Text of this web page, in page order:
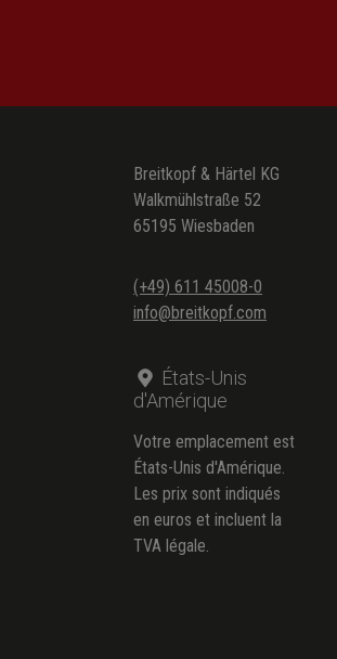
Breitkopf & Härtel KG
Walkmühlstraße 52
65195 Wiesbaden
(+49) 611 45008-0
info@breitkopf.com
États-Unis
d'Amérique
Votre emplacement est
États-Unis d'Amérique.
Les prix sont indiqués
en euros et incluent la
TVA légale.